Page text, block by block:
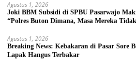
Agustus 1, 2026
Joki BBM Subsidi di SPBU Pasarwajo
“Polres Buton Dimana, Masa Mereka
Agustus 1, 2026
Breaking News: Kebakaran di Pasar Sore
Lapak Hangus Terbakar